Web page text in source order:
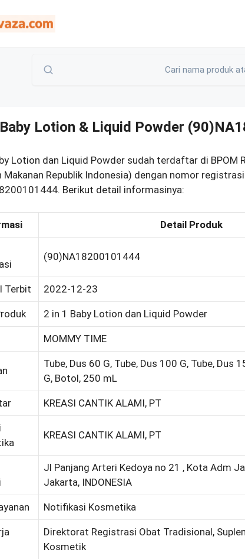
Lotion & Liquid Powder
Lotion dan Liquid Powder sudah terdaftar di BPOM
Makanan Republik Indonesia) dengan nomor registrasi
Berikut detail informasinya:
Detail Produk
(90)NA18200101444
Terbit 2022-12-23
2 in 1 Baby Lotion dan Liquid Powder
MOMMY TIME
Tube, Dus 60 G, Tube, Dus 100 G, Tube, Dus
G, Botol, 250 mL
KREASI CANTIK ALAMI, PT
KREASI CANTIK ALAMI, PT
Jl Panjang Arteri Kedoya no 21 , Kota Adm
Jakarta, INDONESIA
Notifikasi Kosmetika
Direktorat Registrasi Obat Tradisional,
Kosmetik